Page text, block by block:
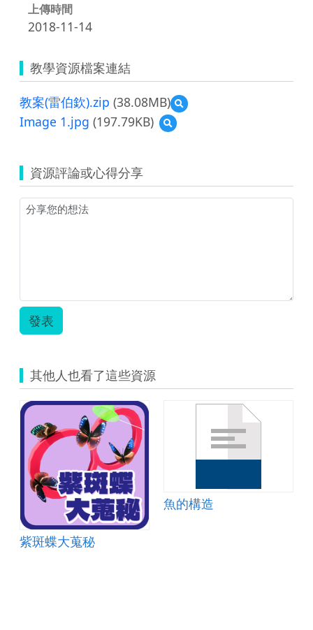
上傳時間
2018-11-14
教學資源檔案連結
教案(雷伯欽).zip (38.08MB)
預
覽
Image 1.jpg (197.79KB)
預
覽
資源評論或心得分享
發表
其他人也看了這些資源
紫斑蝶大蒐秘
魚的構造